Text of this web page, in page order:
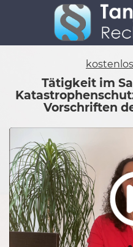
Tätigkeit im
Vorschriften